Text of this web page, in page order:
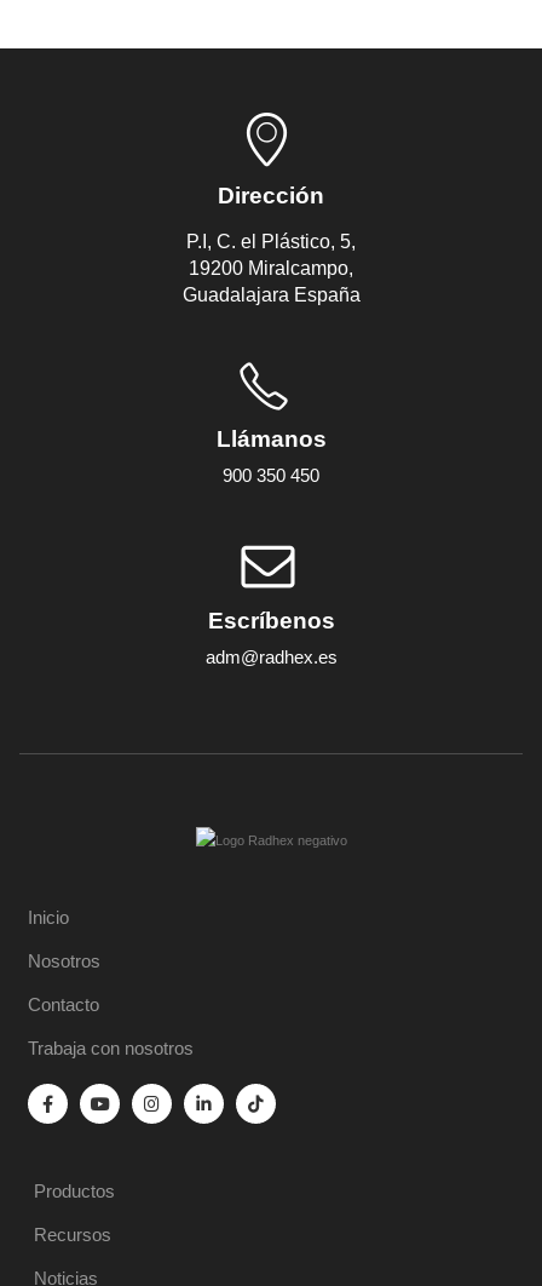
Dirección
P.I, C. el Plástico, 5,
19200 Miralcampo,
Guadalajara España
Llámanos
900 350 450
Escríbenos
adm@radhex.es
Inicio
Nosotros
Contacto
Trabaja con nosotros
Productos
Recursos
Noticias